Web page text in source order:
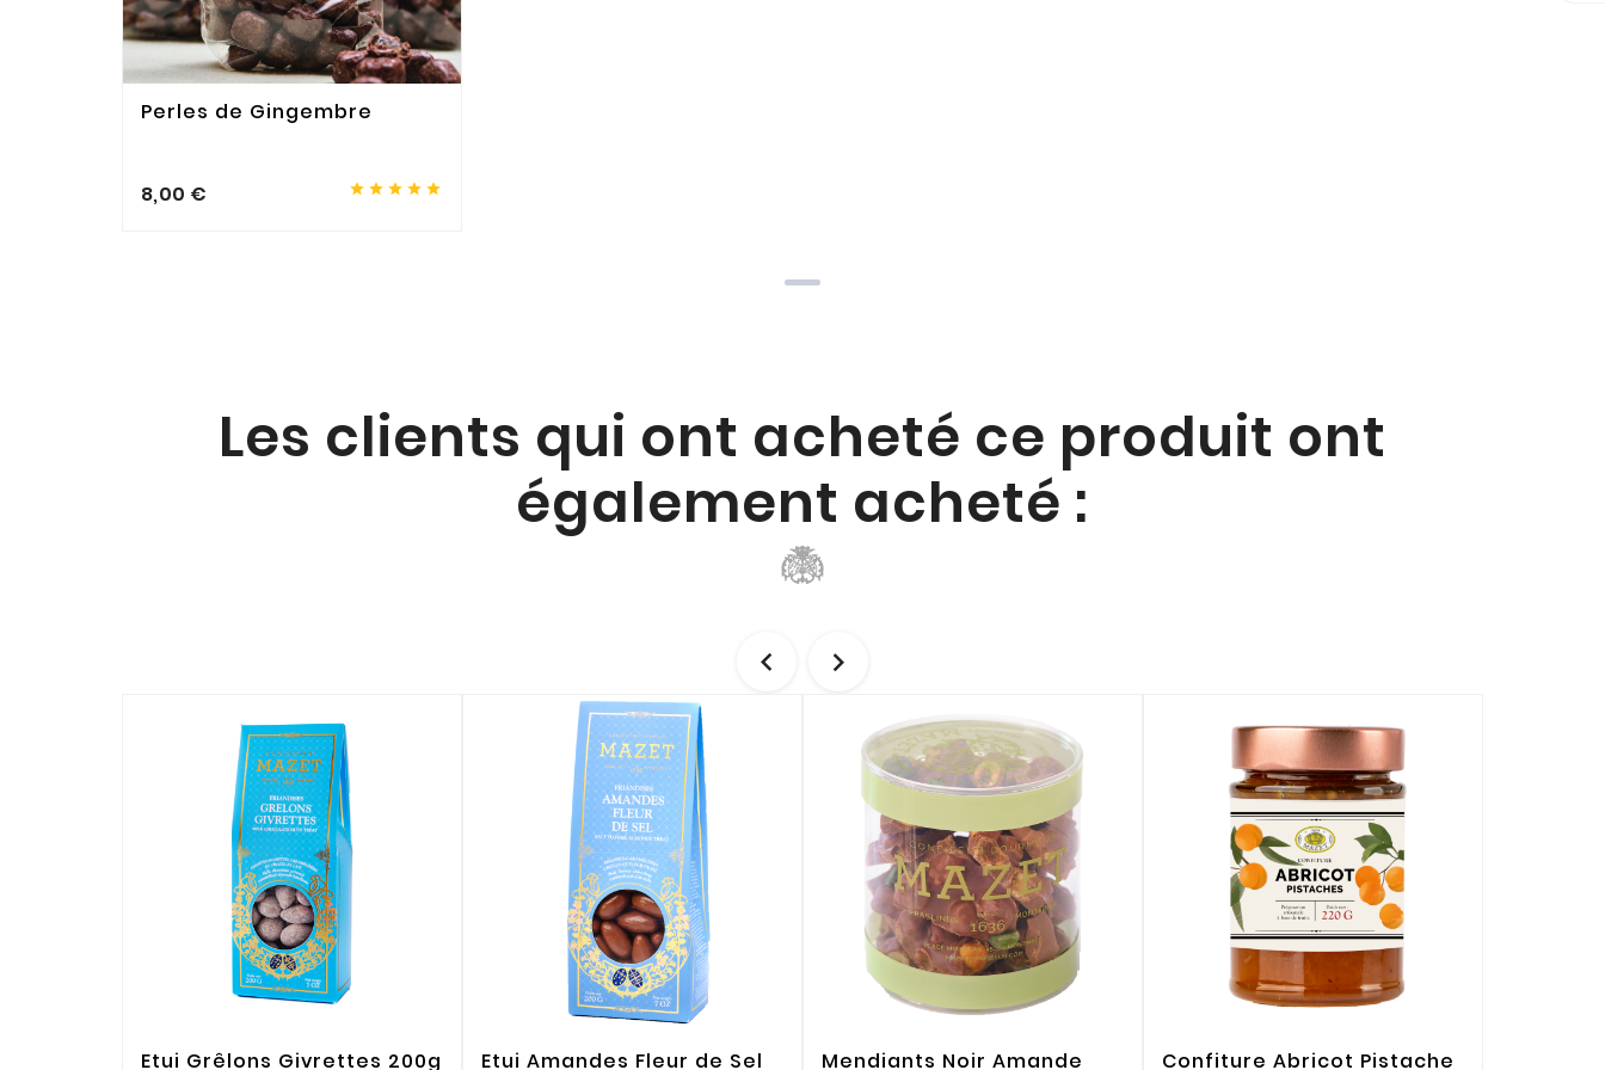
Perles de Gingembre
8,00 €     
Les clients qui ont acheté ce produit ont
également acheté :
 
Etui Grêlons Givrettes 200g Etui Amandes Fleur de Sel Mendiants Noir Amande Confiture Abricot Pistache